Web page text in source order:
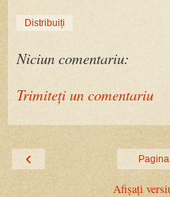
Distribuiți
Niciun comentariu:
Trimiteți un comentariu
‹
Afișați